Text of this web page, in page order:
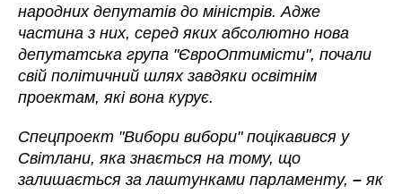
народних депутатів до міністрів. Адже
частина з них, серед яких абсолютно нова
депутатська група "ЄвроОптимісти", почали
свій політичний шлях завдяки освітнім
проектам, які вона курує.
Спецпроект "Вибори вибори" поцікавився у
Світлани, яка знається на тому, що
залишається за лаштунками парламенту,– як